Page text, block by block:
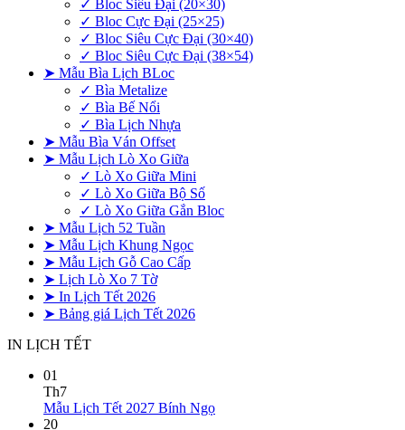
✓ Bloc Siêu Đại (20×30)
✓ Bloc Cực Đại (25×25)
✓ Bloc Siêu Cực Đại (30×40)
✓ Bloc Siêu Cực Đại (38×54)
➤ Mẫu Bìa Lịch BLoc
✓ Bìa Metalize
✓ Bìa Bế Nổi
✓ Bìa Lịch Nhựa
➤ Mẫu Bìa Ván Offset
➤ Mẫu Lịch Lò Xo Giữa
✓ Lò Xo Giữa Mini
✓ Lò Xo Giữa Bộ Số
✓ Lò Xo Giữa Gắn Bloc
➤ Mẫu Lịch 52 Tuần
➤ Mẫu Lịch Khung Ngọc
➤ Mẫu Lịch Gỗ Cao Cấp
➤ Lịch Lò Xo 7 Tờ
➤ In Lịch Tết 2026
➤ Bảng giá Lịch Tết 2026
IN LỊCH TẾT
01
Th7
Mẫu Lịch Tết 2027 Bính NgọKhông
20